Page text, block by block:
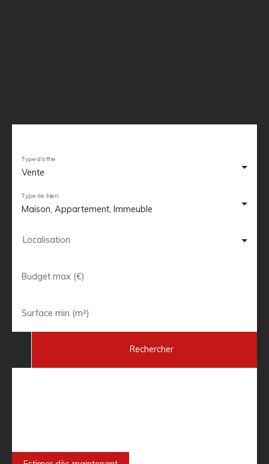
Vente
Type d'offre
Maison, Appartement, Immeuble
Type de bien
Localisation
Budget max (€)
Surface min (m²)
Rechercher